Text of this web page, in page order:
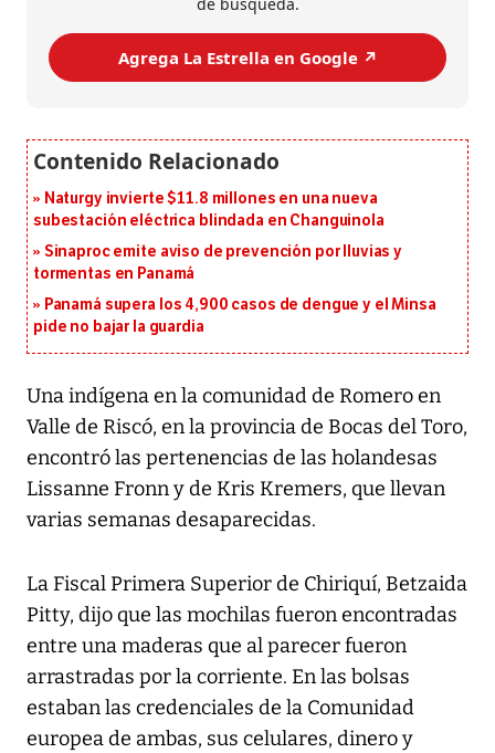
de búsqueda.
Agrega La Estrella en Google ↗️
Naturgy invierte $11.8 millones en una nueva
subestación eléctrica blindada en Changuinola
Sinaproc emite aviso de prevención por lluvias y
tormentas en Panamá
Panamá supera los 4,900 casos de dengue y el Minsa
pide no bajar la guardia
Una indígena en la comunidad de Romero en
Valle de Riscó, en la provincia de Bocas del Toro,
encontró las pertenencias de las holandesas
Lissanne Fronn y de Kris Kremers, que llevan
varias semanas desaparecidas.
La Fiscal Primera Superior de Chiriquí, Betzaida
Pitty, dijo que las mochilas fueron encontradas
entre una maderas que al parecer fueron
arrastradas por la corriente. En las bolsas
estaban las credenciales de la Comunidad
europea de ambas, sus celulares, dinero y